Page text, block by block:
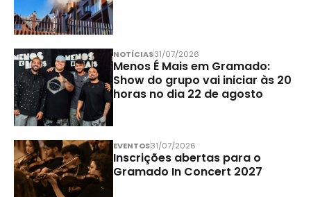
NOTÍCIAS31/07/2026
Menos É Mais em Gramado:
Show do grupo vai iniciar às 20
horas no dia 22 de agosto
EVENTOS31/07/2026
Inscrições abertas para o
Gramado In Concert 2027